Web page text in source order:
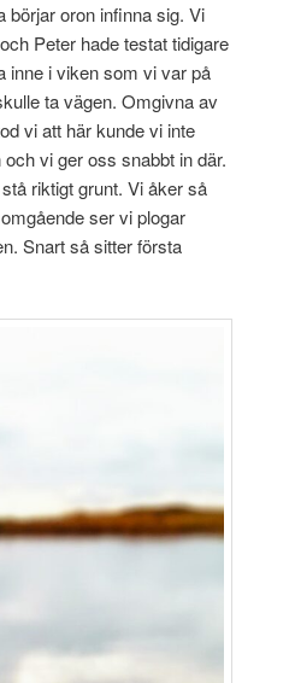
börjar oron infinna sig. Vi
Peter hade testat tidigare
inne i viken som vi var på
ta vägen. Omgivna av
vi att här kunde vi inte
vi ger oss snabbt in där.
riktigt grunt. Vi åker så
ser vi plogar
Snart så sitter första